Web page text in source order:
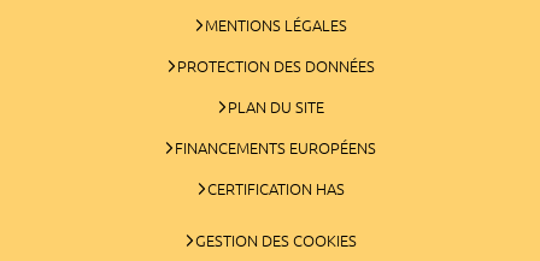
MENTIONS LÉGALES
PROTECTION DES DONNÉES
PLAN DU SITE
FINANCEMENTS EUROPÉENS
CERTIFICATION HAS
GESTION DES COOKIES